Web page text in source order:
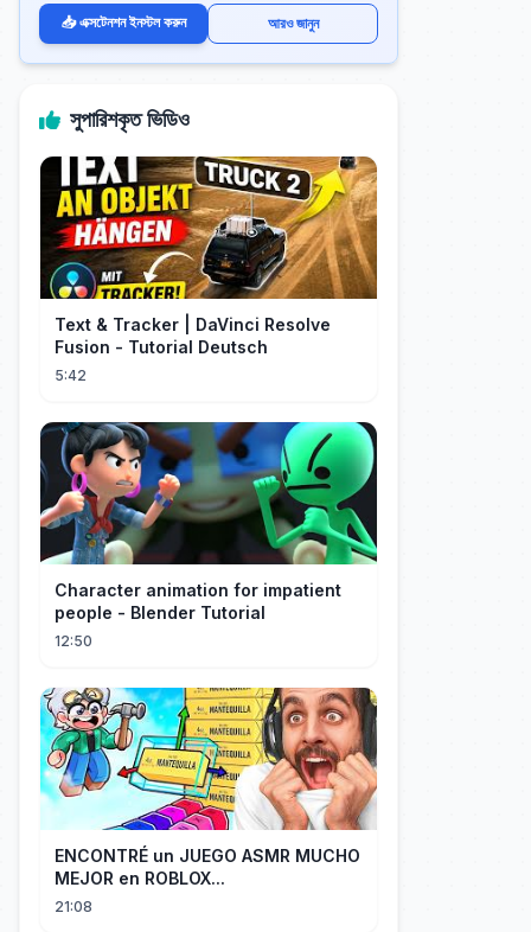
📥 এক্সটেনশন ইনস্টল করুন আরও জানুন
সুপারিশকৃত ভিডিও
Text & Tracker | DaVinci Resolve
Fusion - Tutorial Deutsch
5:42
Character animation for impatient
people - Blender Tutorial
12:50
ENCONTRÉ un JUEGO ASMR MUCHO
MEJOR en ROBLOX...
21:08